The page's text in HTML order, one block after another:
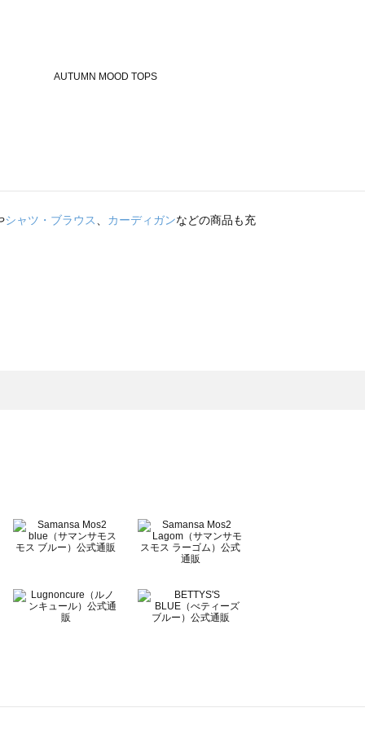
シャツ・ブラウス カーディガンなどの商品も充